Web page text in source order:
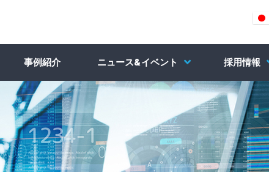
事例紹介 ニュース&イベント 採用情報